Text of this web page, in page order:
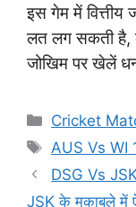
इस गेम में
लत लग सकती है,
जोखिम पर खेलें
Categories
Cricket
Tags
AUS Vs WI
DSG Vs
JSK के मुकाबले में